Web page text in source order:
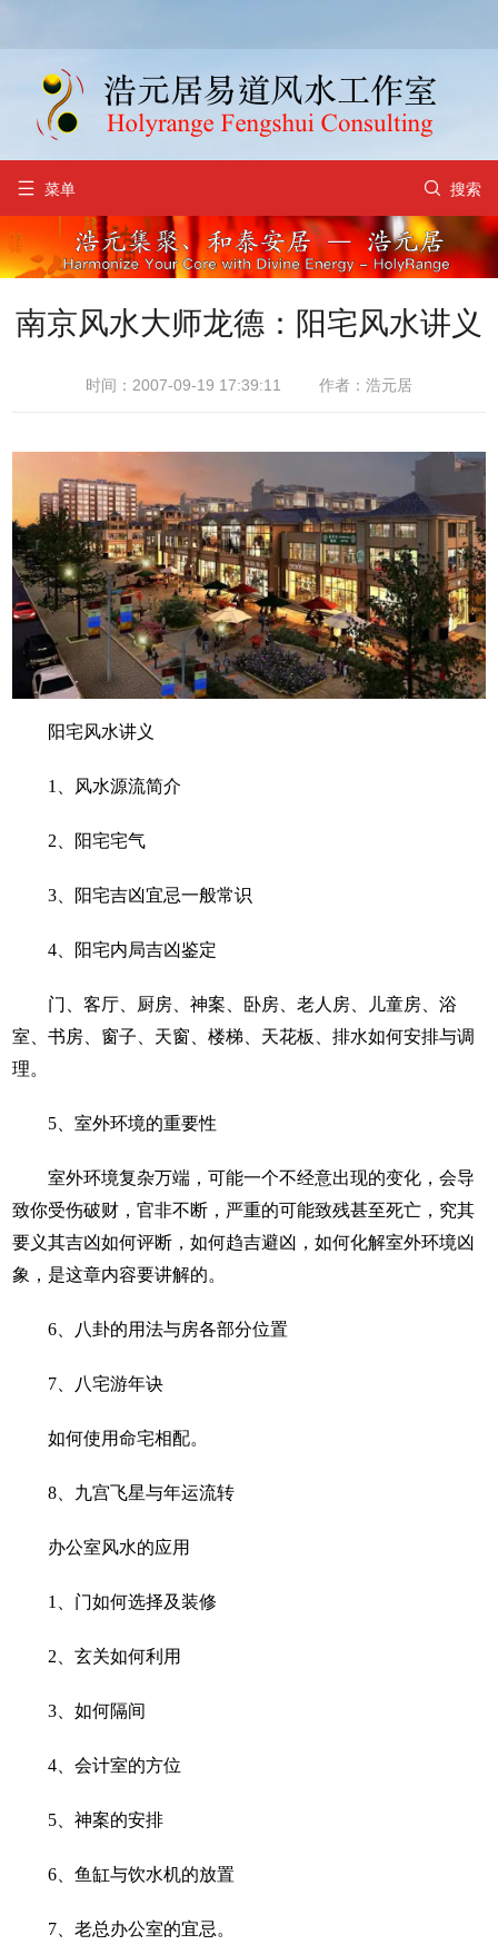
 菜单  搜索
南京风水大师龙德：阳宅风水讲义
时间：2007-09-19 17:39:11 作者：浩元居
阳宅风水讲义
1 、风水源流简介
2 、阳宅宅气
3 、阳宅吉凶宜忌一般常识
4 、阳宅内局吉凶鉴定
门、客厅、厨房、神案、卧房、老人房、儿童房、浴
室、书房、窗子、天窗、楼梯、天花板、排水如何安排与调
理。
5 、室外环境的重要性
室外环境复杂万端，可能一个不经意出现的变化，会导
致你受伤破财，官非不断，严重的可能致残甚至死亡，究其
要义其吉凶如何评断，如何趋吉避凶，如何化解室外环境凶
象，是这章内容要讲解的。
6 、八卦的用法与房各部分位置
7 、八宅游年诀
如何使用命宅相配。
8 、九宫飞星与年运流转
办公室风水的应用
1 、门如何选择及装修
2 、玄关如何利用
3 、如何隔间
4 、会计室的方位
5 、神案的安排
6 、鱼缸与饮水机的放置
7 、老总办公室的宜忌。